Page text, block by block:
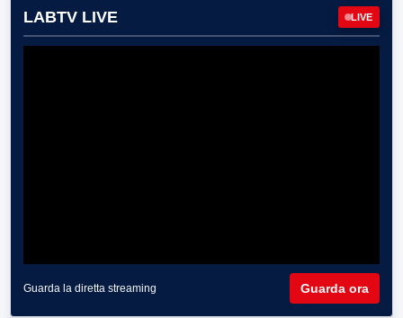
LABTV LIVE LIVE
Guarda la diretta streaming Guarda ora